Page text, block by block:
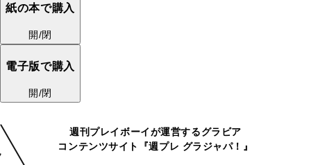
紙の本で購入
開/閉
電子版で購入
開/閉
週刊プレイボーイが運営するグラビア
コンテンツサイト『週プレ グラジャパ！』